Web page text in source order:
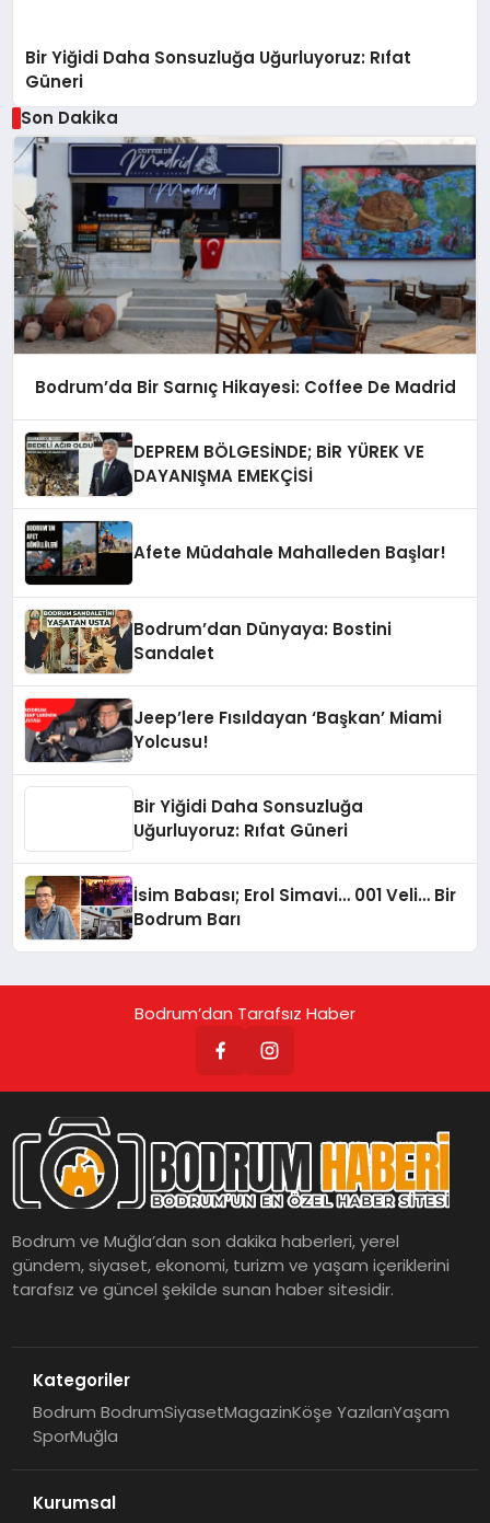
Bir Yiğidi Daha Sonsuzluğa Uğurluyoruz: Rıfat
Güneri
Son Dakika
Bodrum’da Bir Sarnıç Hikayesi: Coffee De Madrid
DEPREM BÖLGESİNDE; BİR YÜREK VE
DAYANIŞMA EMEKÇİSİ
Afete Müdahale Mahalleden Başlar!
Bodrum’dan Dünyaya: Bostini
Sandalet
Jeep’lere Fısıldayan ‘Başkan’ Miami
Yolcusu!
Bir Yiğidi Daha Sonsuzluğa
Uğurluyoruz: Rıfat Güneri
İsim Babası; Erol Simavi… 001 Veli… Bir
Bodrum Barı
Bodrum’dan Tarafsız Haber
Bodrum ve Muğla’dan son dakika haberleri, yerel
gündem, siyaset, ekonomi, turizm ve yaşam içeriklerini
tarafsız ve güncel şekilde sunan haber sitesidir.
Kategoriler
Bodrum BodrumSiyasetMagazinKöşe YazılarıYaşam
SporMuğla
Kurumsal